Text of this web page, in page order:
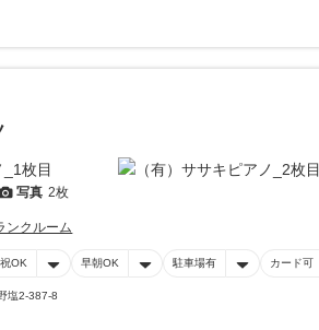
写真 2枚
ンクルーム
OK 早朝OK 駐車場有 カード可
塩2-387-8